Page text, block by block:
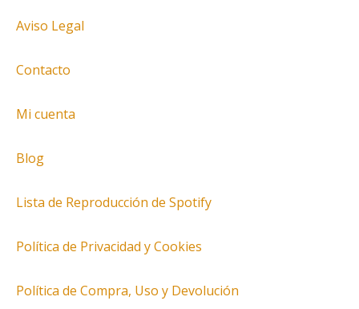
Aviso Legal
Contacto
Mi cuenta
Blog
Lista de Reproducción de Spotify
Política de Privacidad y Cookies
Política de Compra, Uso y Devolución